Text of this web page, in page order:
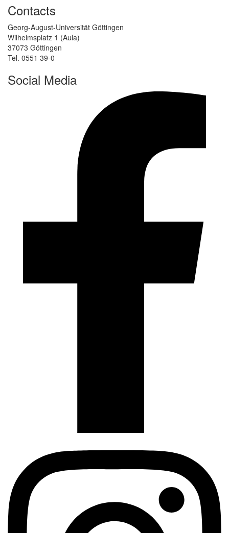
Contacts
Georg-August-Universität Göttingen
Wilhelmsplatz 1 (Aula)
37073 Göttingen
Tel. 0551 39-0
Social Media